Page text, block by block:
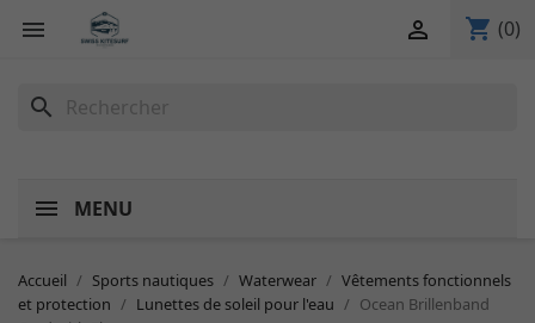
 shopping_cart (0)

search
MENU
Accueil Sports nautiques Waterwear
Vêtements fonctionnels
et protection
Lunettes de soleil pour l'eau
Ocean Brillenband